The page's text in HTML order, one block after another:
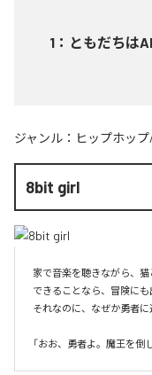
1 ： ともだちは
ジャンル： ヒップホッ
8bit girl
家で音楽を聴きながら、猫
できることなら、冒険にも
それなのに、なぜか勇者に